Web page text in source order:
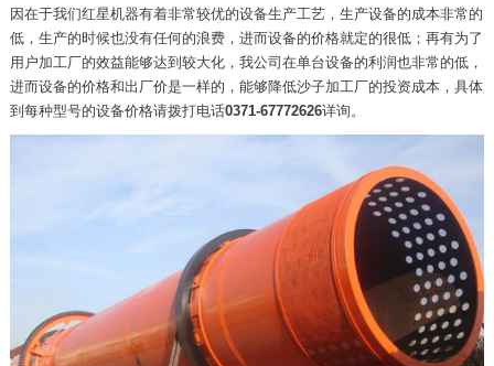
因在于我们红星机器有着非常较优的设备生产工艺，生产设备的成本非常的
低，生产的时候也没有任何的浪费，进而设备的价格就定的很低；再有为了
用户加工厂的效益能够达到较大化，我公司在单台设备的利润也非常的低，
进而设备的价格和出厂价是一样的，能够降低沙子加工厂的投资成本，具体
到每种型号的设备价格请拨打电话0371-67772626详询。